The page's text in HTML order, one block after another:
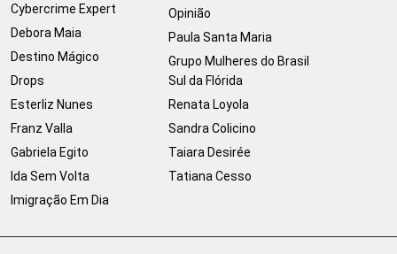
Cybercrime Expert
Debora Maia
Destino Mágico
Drops
Esterliz Nunes
Franz Valla
Gabriela Egito
Ida Sem Volta
Imigração Em Dia
Opinião
Paula Santa Maria
Grupo Mulheres do Brasil
Sul da Flórida
Renata Loyola
Sandra Colicino
Taiara Desirée
Tatiana Cesso